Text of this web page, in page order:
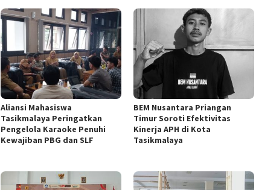
Aliansi Mahasiswa
Tasikmalaya Peringatkan
Pengelola Karaoke Penuhi
Kewajiban PBG dan SLF
BEM Nusantara Priangan
Timur Soroti Efektivitas
Kinerja APH di Kota
Tasikmalaya